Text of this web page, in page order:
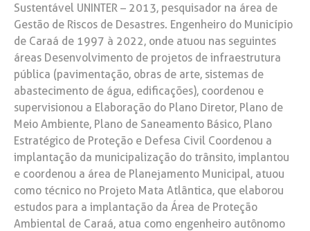
Sustentável UNINTER – 2013, pesquisador na área de
Gestão de Riscos de Desastres. Engenheiro do Município
de Caraá de 1997 à 2022, onde atuou nas seguintes
áreas Desenvolvimento de projetos de infraestrutura
pública (pavimentação, obras de arte, sistemas de
abastecimento de água, edificações), coordenou e
supervisionou a Elaboração do Plano Diretor, Plano de
Meio Ambiente, Plano de Saneamento Básico, Plano
Estratégico de Proteção e Defesa Civil Coordenou a
implantação da municipalização do trânsito, implantou
e coordenou a área de Planejamento Municipal, atuou
como técnico no Projeto Mata Atlântica, que elaborou
estudos para a implantação da Área de Proteção
Ambiental de Caraá, atua como engenheiro autônomo